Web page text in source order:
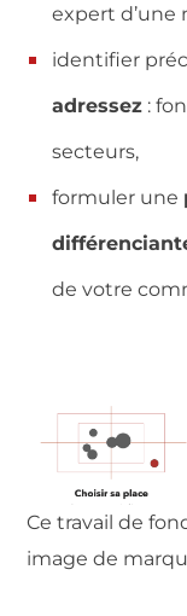
expert d’une
identifier
adressez :
secteurs,
formuler une
de votre
Ce travail de
image de